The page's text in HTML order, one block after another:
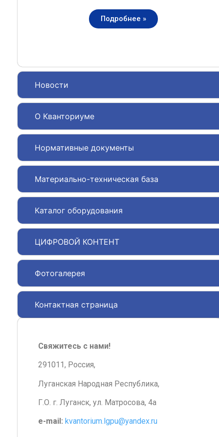
Новости
О Кванториуме
Нормативные документы
Материально-техническая база
Каталог оборудования
ЦИФРОВОЙ КОНТЕНТ
Фотогалерея
Контактная страница
Подробнее »
Свяжитесь с нами!
291011, Россия,
Луганская Народная Республика,
Г.О. г. Луганск, ул. Матросова, 4а
e-mail: kvantorium.lgpu@yandex.ru